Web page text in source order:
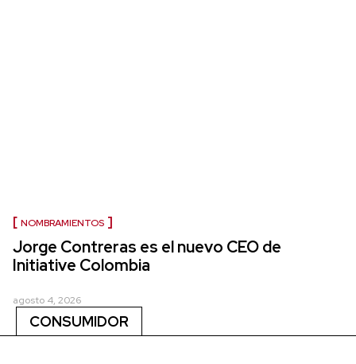
NOMBRAMIENTOS
Jorge Contreras es el nuevo CEO de
Initiative Colombia
agosto 4, 2026
CONSUMIDOR